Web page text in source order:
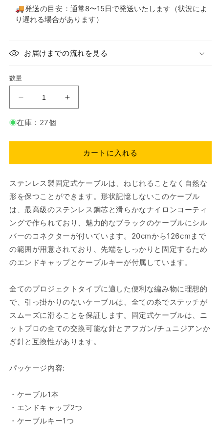
格🚚発送の目安：通常8〜15日で発送いたします（状況によ
り遅れる場合があります）
お届けまでの流れを見る
数量
KnitPro：
ッ
け
替
え
針
【固
式】
ブ
ッ
ク
ス
チ
ー
ー
ル
20cm-
126cm
KnitPro：
け
替
え
針
【固
定
式】
ブ
ッ
ク
ス
チ
ー
ル
20cm-
126cm
在庫：27個
カートに入れる
ステンレス製固定式ケーブルは、 ねじれることなく自然な
形を保つことができます。形状記憶しないこのケーブル
は、最高級のステンレス鋼芯と滑らかなナイロンコーティ
ングで作られており、魅力的なブラックのケーブルにシル
バーのコネクターが付いています。20cmから126cmまで
の範囲が用意されており、先端をしっかりと固定するため
のエンドキャップとケーブルキーが付属しています。
全てのプロジェクトタイプに適した便利な編み物に理想的
で、引っ掛かりのないケーブルは、全ての糸でステッチが
スムーズに滑ることを保証します。固定式ケーブルは、ニ
ットプロの全ての交換可能な針とアフガン/チュニジアンか
ぎ針と互換性があります。
パッケージ内容:
・ケーブル1本
・エンドキャップ2つ
・ケーブルキー1つ